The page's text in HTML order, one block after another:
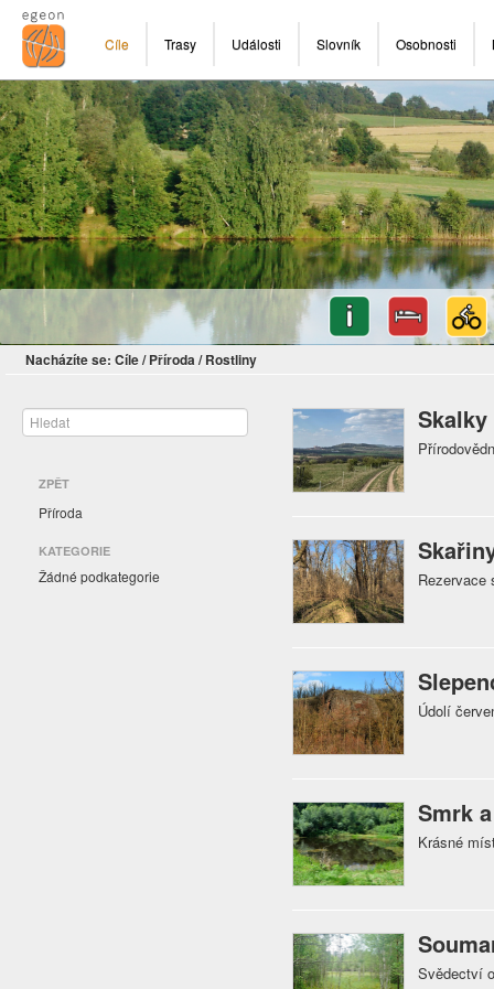
Cíle Trasy Události Slovník Osobnosti
Nacházíte se: Cíle/ Příroda/ Rostliny
ZPĚT
Příroda
KATEGORIE
Žádné podkategorie
Skalky
Rezervace
Údolí
Smrk
Krásné
Svědectví